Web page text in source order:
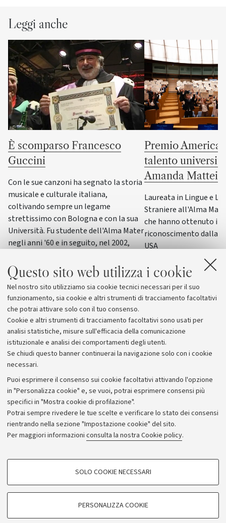
Questo sito web utilizza i cookie
Nel nostro sito utilizziamo sia cookie tecnici necessari per il suo
funzionamento, sia cookie e altri strumenti di tracciamento facoltativi
che potrai attivare solo con il tuo consenso.
Cookie e altri strumenti di tracciamento facoltativi sono usati per
analisi statistiche, misure sull'efficacia della comunicazione
istituzionale e analisi dei comportamenti degli utenti.
Se chiudi questo banner continuerai la navigazione solo con i cookie
necessari.
Puoi esprimere il consenso sui cookie facoltativi attivando l'opzione
in "Personalizza cookie" e, se vuoi, potrai esprimere consensi più
specifici in "Mostra cookie di profilazione".
Potrai sempre rivedere le tue scelte e verificare lo stato dei consensi
rientrando nella sezione "Impostazione cookie" del sito.
Per maggiori informazioni consulta la nostra Cookie policy.
COOKIE DI PROFILAZIONE - FACOLTATIVI
SOLO COOKIE NECESSARI
PERSONALIZZA COOKIE
Leggi anche
È scomparso Francesco
Guccini
Con le sue canzoni ha segnato la storia
musicale e culturale italiana,
coltivando sempre un legame
strettissimo con Bologna e con la sua
Università. Fu studente dell'Alma Mater
negli anni '60 e in seguito, nel 2002,
Scienze della formazione primaria
Premio America
talento
Amanda Mattei
Laureata in Lingue e
Straniere all'Alma
che hanno ottenuto il
riconoscimento dalla
USA
Archivio
Comunicati stampa
Redazione
Rassegna stampa
© Copyright 2026 - ALMA MATER STUDIORUM - Università di